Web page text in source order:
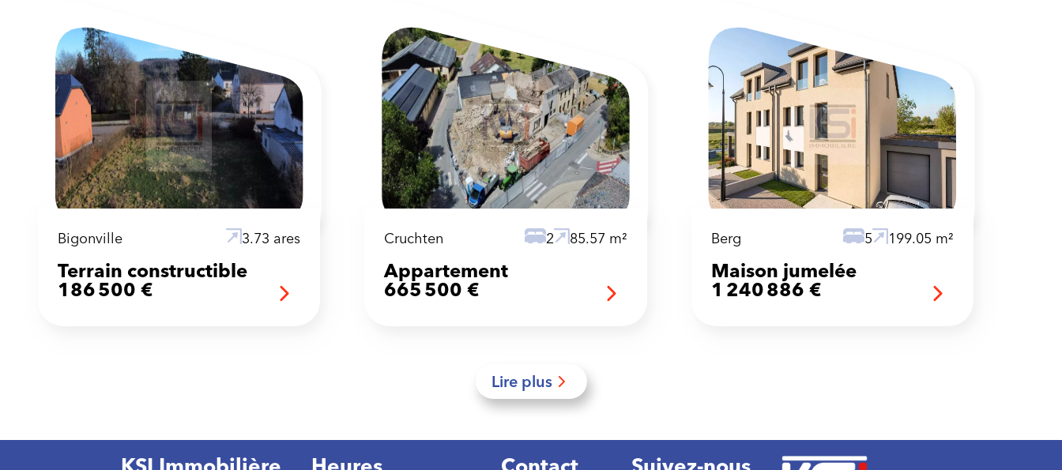
Bigonville 3.73 ares
Terrain constructible
186 500 €
Cruchten 2 85.57 m²
Appartement
665 500 €
Berg 5 199.05 m²
Maison jumelée
1 240 886 €
Lire plus